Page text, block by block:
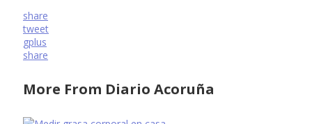
share
tweet
gplus
share
More From Diario Acoruña